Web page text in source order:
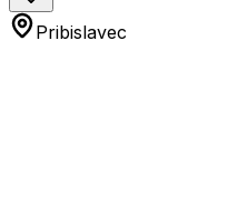
Pribislavec